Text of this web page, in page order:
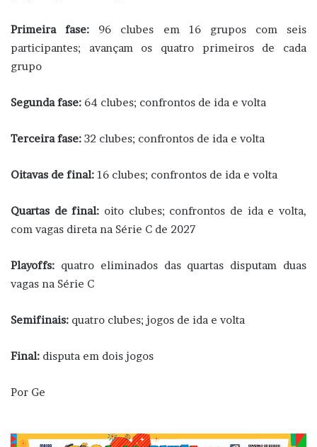
Primeira fase: 96 clubes em 16 grupos com seis
participantes; avançam os quatro primeiros de cada
grupo
Segunda fase: 64 clubes; confrontos de ida e volta
Terceira fase: 32 clubes; confrontos de ida e volta
Oitavas de final: 16 clubes; confrontos de ida e volta
Quartas de final: oito clubes; confrontos de ida e volta,
com vagas direta na Série C de 2027
Playoffs: quatro eliminados das quartas disputam duas
vagas na Série C
Semifinais: quatro clubes; jogos de ida e volta
Final: disputa em dois jogos
Por Ge